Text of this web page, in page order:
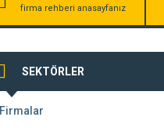
firma rehberi anasayfanız
SEKTÖRLER
Firmalar